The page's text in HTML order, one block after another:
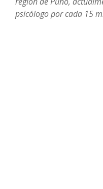
psicólogo por cada 15